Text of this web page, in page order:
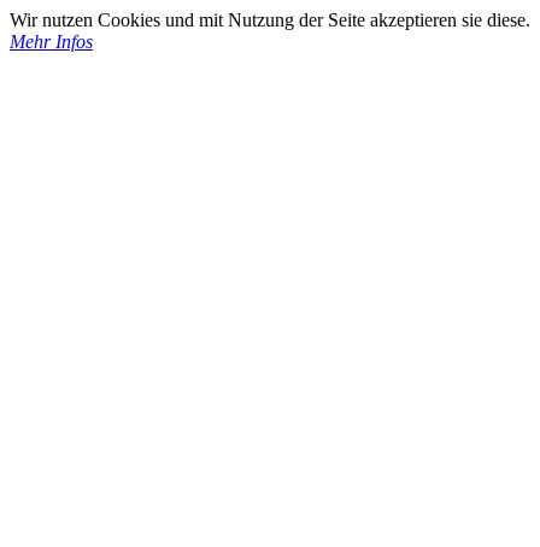
Wir nutzen Cookies und mit Nutzung der Seite akzeptieren sie diese.
Mehr Infos